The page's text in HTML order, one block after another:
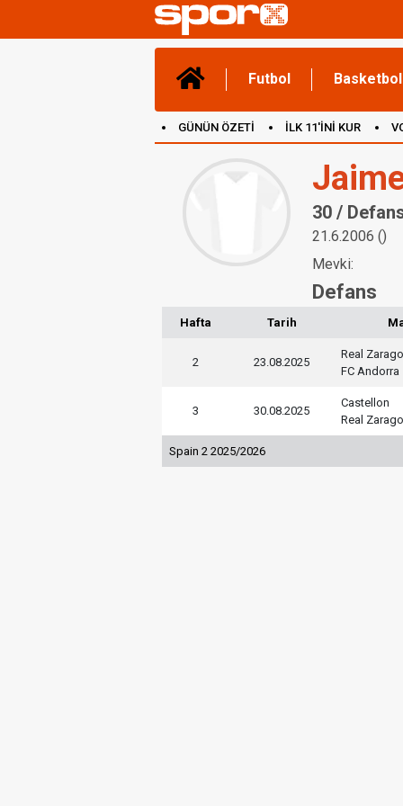
Futbol Basketbol
GÜNÜN ÖZETİ İLK 11'İNİ KUR
30 /
21.6.2006 ()
Mevki:
Defans
Hafta Tarih
2 23.08.2025
Real
FC Andorra
3 30.08.2025
Castellon
Real
Spain 2 2025/2026